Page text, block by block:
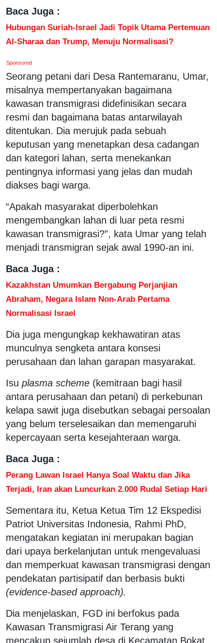
Baca Juga :
Hubungan Suriah-Israel Jadi Topik Utama Pertemuan
Al-Sharaa dan Trump, Menuju Normalisasi?
Sponsored
Seorang petani dari Desa Rantemaranu, Umar,
misalnya mempertanyakan bagaimana
kawasan transmigrasi didefinisikan secara
resmi dan bagaimana batas antarwilayah
ditentukan. Dia merujuk pada sebuah
keputusan yang menetapkan desa cadangan
dan kategori lahan, serta menekankan
pentingnya informasi yang jelas dan mudah
diakses bagi warga.
“Apakah masyarakat diperbolehkan
mengembangkan lahan di luar peta resmi
kawasan transmigrasi?”, kata Umar yang telah
menjadi transmigran sejak awal 1990-an ini.
Baca Juga :
Kazakhstan Umumkan Bergabung Perjanjian
Abraham, Negara Islam Non-Arab Pertama
Normalisasi Israel
Dia juga mengungkap kekhawatiran atas
munculnya sengketa antara konsesi
perusahaan dan lahan garapan masyarakat.
Isu plasma scheme (kemitraan bagi hasil
antara perusahaan dan petani) di perkebunan
kelapa sawit juga disebutkan sebagai persoalan
yang belum terselesaikan dan memengaruhi
kepercayaan serta kesejahteraan warga.
Baca Juga :
Perang Lawan Israel Hanya Soal Waktu dan Jika
Terjadi, Iran akan Luncurkan 2.000 Rudal Setiap Hari
Sementara itu, Ketua Ketua Tim 12 Ekspedisi
Patriot Universitas Indonesia, Rahmi PhD,
mengatakan kegiatan ini merupakan bagian
dari upaya berkelanjutan untuk mengevaluasi
dan memperkuat kawasan transmigrasi dengan
pendekatan partisipatif dan berbasis bukti
(evidence-based approach).
Dia menjelaskan, FGD ini berfokus pada
Kawasan Transmigrasi Air Terang yang
mencakup sejumlah desa di Kecamatan Bokat